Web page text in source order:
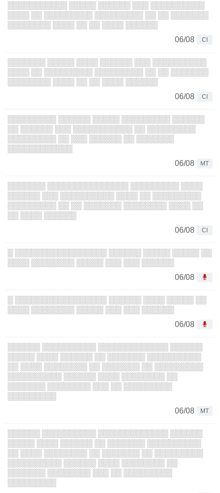
░░░░░░░░░░░ ░░░░░ ░░░░░░ ░░░ ░░░░░░░░░░
░░░░ ░░ ░░░░░░░░░ ░░░░░░░░░ ░░ ░░ ░░░░░░░
░░░░░░░░ ░░░░ ░░ ░░ ░░░░ ░░░░░░
06/08
CI
░░░░░░░ ░░░░░ ░░░░ ░░░░░░ ░░░ ░░░░░░░░░░
░░░░ ░░ ░░░░░░░░░ ░░░░░░░░░ ░░ ░░ ░░░░░░░
░░░░░░░░ ░░░░ ░░ ░░ ░░░░ ░░░░░░
06/08
CI
░░░░░░░░░ ░░░░░░ ░░░░░ ░░░░░░░░░ ░░░░░░
░░ ░░░░░░ ░░░ ░░░░░░░░░░░ ░░ ░░░░░░░░░
░░░░░░░░░ ░░ ░░░ ░░░░░░ ░░ ░░░░░░░
░░░░░░░░░░░░
06/08
MT
░░░░░░░ ░░░░░░░░░░░░░░░ ░░░░░░░░░ ░░░░
░░░░░░ ░░░ ░░░░░░░░░░ ░░░░ ░░ ░░░░░░░░░
░░░░░░░░░ ░░ ░░ ░░░░░░░ ░░░░░░░░ ░░░░ ░░
░░ ░░░░ ░░░░░░
06/08
CI
░ ░░░░░░░░░░░░░░░░░ ░░░░░░ ░░░░░ ░░░░░ ░░
░░░░ ░░░░░░░░ ░░░░░ ░░░ ░░░ ░░░░░░
06/08
░ ░░░░░░░░░░░░░░░░░ ░░░░░░ ░░░░ ░░░░░ ░░
░░░░ ░░░░░░░░ ░░░░░ ░░░ ░░░ ░░░░░░
06/08
░░░░░░ ░░░░░░░░░░ ░░░░░░░░░░░░░ ░░░░░░
░░░░░ ░░░░ ░░░░░░ ░░ ░░░░░░░ ░░░░░░░░░░
░░ ░░░░ ░░░░░░░░ ░░ ░░░░░░░ ░░ ░░░░░░░░░
░░░░░░░░░░ ░░░░░░ ░░░░ ░░░░░░░░ ░░
░░░░░░░ ░░░░░░░░ ░░░ ░░ ░░░░░░░░░
░░░░░░░░░
06/08
MT
░░░░░░ ░░░░░░░░░░ ░░░░░░░░░░░░░ ░░░░░░
░░░░░ ░░░░ ░░░░░░ ░░ ░░░░░░░ ░░░░░░░░░░
░░ ░░░░ ░░░░░░░░ ░░ ░░░░░░░ ░░ ░░░░░░░░░
░░░░░░░░░░ ░░░░░░ ░░░░ ░░░░░░░░ ░░
░░░░░░░ ░░░░░░░░ ░░░ ░░ ░░░░░░░░░
░░░░░░░░░